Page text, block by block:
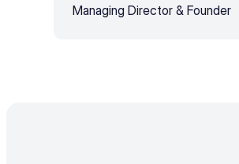
Managing Director & Founder